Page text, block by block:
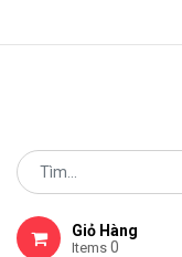
Giỏ Hàng
Items 0